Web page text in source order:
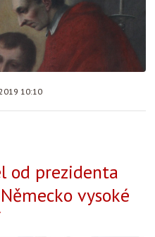
10:10
od prezidenta
vysoké